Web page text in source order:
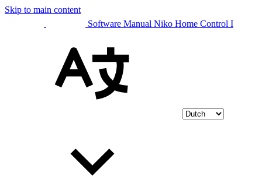
Skip to main content
Software Manual Niko Home Control I